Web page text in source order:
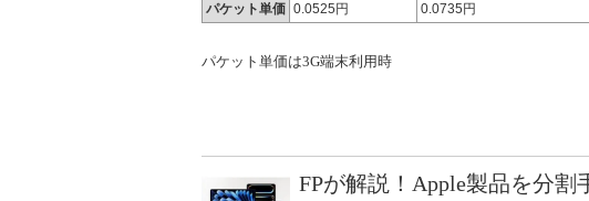
パケット単価 0.0525円 0.0735円
パケット単価は3G端末利用時
FPが解説！Apple製品を分割